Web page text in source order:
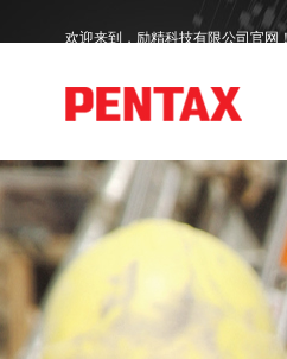
欢迎来到，励